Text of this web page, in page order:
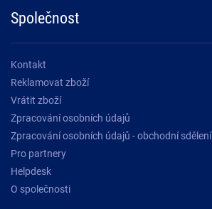
Společnost
Kontakt
Reklamovat zboží
Vrátit zboží
Zpracování osobních údajů
Zpracování osobních údajů - obchodní sdělení
Pro partnery
Helpdesk
O společnosti